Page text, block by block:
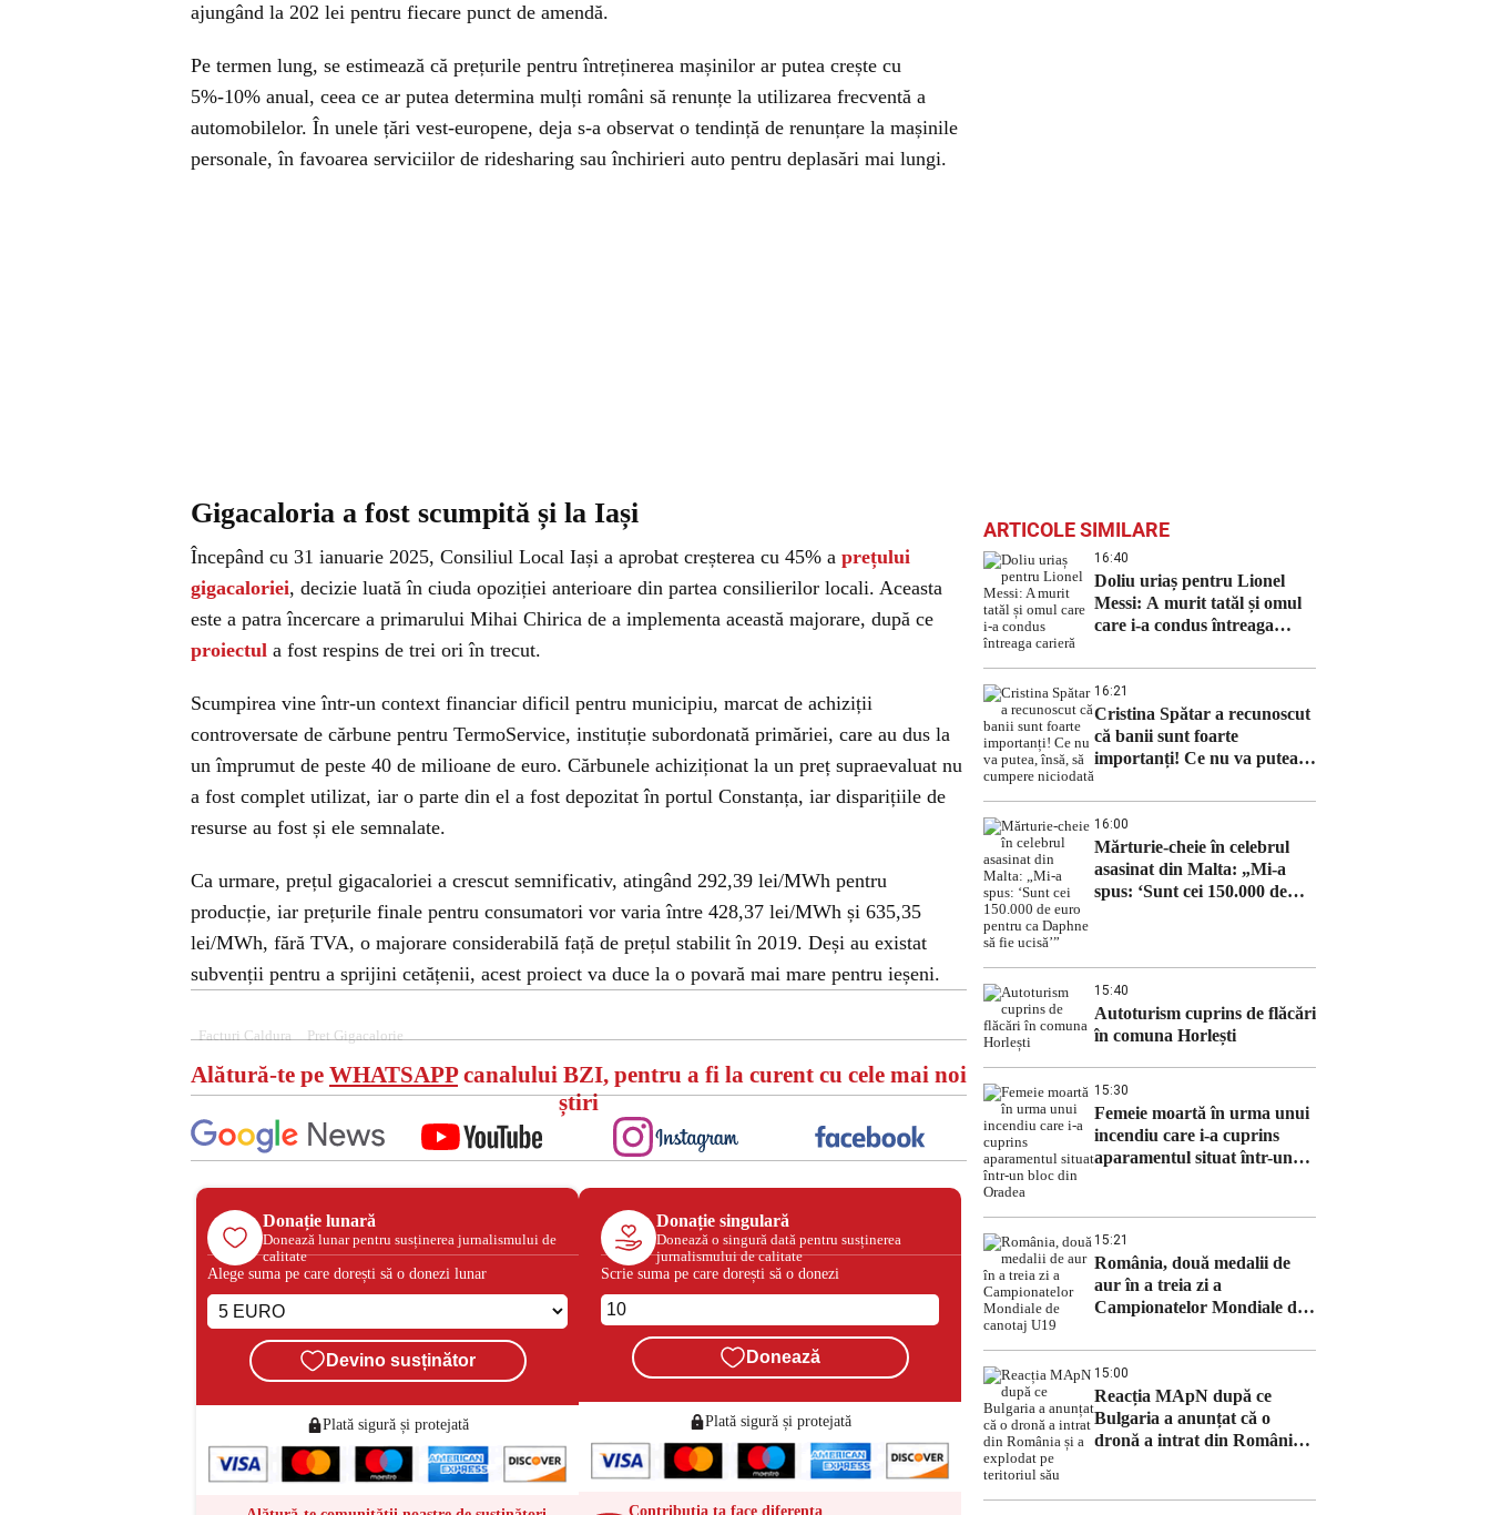
ajungând la 202 lei pentru fiecare punct de amendă.
Pe termen lung, se estimează că prețurile pentru întreținerea mașinilor ar putea crește cu
5%-10% anual, ceea ce ar putea determina mulți români să renunțe la utilizarea frecventă a
automobilelor. În unele țări vest-europene, deja s-a observat o tendință de renunțare la mașinile
personale, în favoarea serviciilor de ridesharing sau închirieri auto pentru deplasări mai lungi.
Gigacaloria a fost scumpită și la Iași
Începând cu 31 ianuarie 2025, Consiliul Local Iași a aprobat creșterea cu 45% a prețului
gigacaloriei, decizie luată în ciuda opoziției anterioare din partea consilierilor locali. Aceasta
este a patra încercare a primarului Mihai Chirica de a implementa această majorare, după ce
proiectul a fost respins de trei ori în trecut.
Scumpirea vine într-un context financiar dificil pentru municipiu, marcat de achiziții
controversate de cărbune pentru TermoService, instituție subordonată primăriei, care au dus la
un împrumut de peste 40 de milioane de euro. Cărbunele achiziționat la un preț supraevaluat nu
a fost complet utilizat, iar o parte din el a fost depozitat în portul Constanța, iar disparițiile de
resurse au fost și ele semnalate.
Ca urmare, prețul gigacaloriei a crescut semnificativ, atingând 292,39 lei/MWh pentru
producție, iar prețurile finale pentru consumatori vor varia între 428,37 lei/MWh și 635,35
lei/MWh, fără TVA, o majorare considerabilă față de prețul stabilit în 2019. Deși au existat
subvenții pentru a sprijini cetățenii, acest proiect va duce la o povară mai mare pentru ieșeni.
Facturi Caldura Pret Gigacalorie
Alătură-te pe WHATSAPPcanalului BZI, pentru a fi la curent cu cele mai noi
știri
Donație lunară
Donează lunar pentru susținerea jurnalismului de
calitate
Alege suma pe care dorești să o donezi lunar
Devino susținător
Plată sigură și protejată
Donație singulară
Donează o singură dată pentru susținerea
jurnalismului de calitate
Scrie suma pe care dorești să o donezi
Donează
Plată sigură și protejată
Contribuția ta face diferența
ARTICOLE SIMILARE
16:40
Doliu uriaș pentru Lionel
Messi: A murit tatăl și omul
care i-a condus întreaga
16:21
Cristina Spătar a recunoscut
că banii sunt foarte
importanți! Ce nu va putea,
16:00
Mărturie-cheie în celebrul
asasinat din Malta: „Mi-a
spus: ‘Sunt cei 150.000 de
15:40
Autoturism cuprins de flăcări
în comuna Horlești
15:30
Femeie moartă în urma unui
incendiu care i-a cuprins
aparamentul situat într-un
15:21
România, două medalii de
aur în a treia zi a
Campionatelor Mondiale de
15:00
Reacția MApN după ce
Bulgaria a anunțat că o
dronă a intrat din România